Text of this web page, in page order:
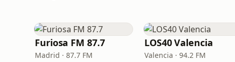
Furiosa FM 87.7
Madrid · 87.7 FM
LOS40 Valencia
Valencia · 94.2 FM